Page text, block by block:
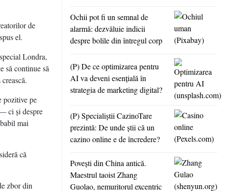
de
el.
Londra,
să continue să
pozitive pe
ci şi despre
mai
că
zbor din
Ochii pot fi un semnal de
alarmă: dezvăluie indicii
despre bolile din întregul corp
(P) De ce optimizarea pentru
AI va deveni esenţială în
strategia de marketing digital?
(P) Specialiştii CazinoTare
prezintă: De unde ştii că un
cazino online e de încredere?
Poveşti din China antică.
Maestrul taoist Zhang
Guolao, nemuritorul excentric